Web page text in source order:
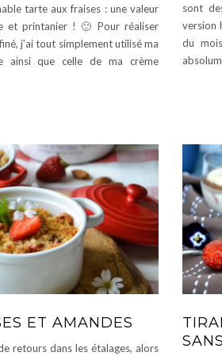
tarte aux fraises : une valeur
et printanier ! 🙂 Pour réaliser
j’ai tout simplement utilisé ma
que celle de ma crème
sont
version
du
ET AMANDES
retours dans les étalages, alors